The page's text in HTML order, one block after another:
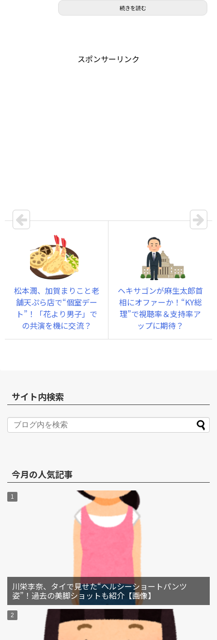
続きを読む
スポンサーリンク
松本潤、加賀まりこと老
舗天ぷら店で“個室デー
ト”！「花より男子」で
の共演を機に交流？
ヘキサゴンが麻生太郎首
相にオファーか！“KY総
理”で視聴率＆支持率ア
ップに期待？
サイト内検索
今月の人気記事
川栄李奈、タイで見せた“ヘルシーショートパンツ
姿”！過去の美脚ショットも紹介【画像】